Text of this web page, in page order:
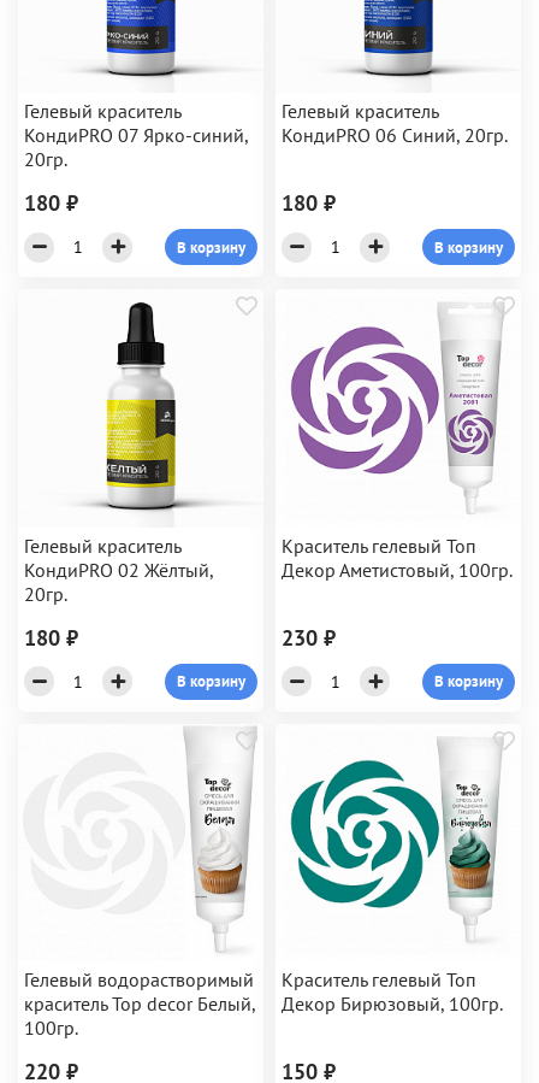
Гелевый краситель
КондиPRO 07 Ярко-синий,
20гр.
180 ₽
В корзину
Гелевый краситель
КондиPRO 06 Синий, 20гр.
180 ₽
В корзину
Гелевый краситель
КондиPRO 02 Жёлтый,
20гр.
180 ₽
В корзину
Краситель гелевый Топ
Декор Аметистовый, 100гр.
230 ₽
В корзину
Гелевый водорастворимый
краситель Top decor Белый,
100гр.
220 ₽
Краситель гелевый Топ
Декор Бирюзовый, 100гр.
150 ₽